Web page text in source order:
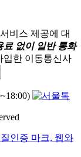
비스 제공에 대
료 없이 일반 통화
입한 이동통신사